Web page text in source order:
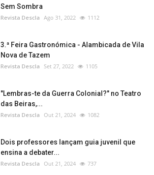
Sem Sombra
Revista Descla Ago 31, 2022 1112
3.ª Feira Gastronómica - Alambicada de Vila
Nova de Tazem
Revista Descla Set 27, 2022 1105
"Lembras-te da Guerra Colonial?" no Teatro
das Beiras,...
Revista Descla Out 21, 2024 1082
Dois professores lançam guia juvenil que
ensina a debater...
Revista Descla Out 21, 2024 737